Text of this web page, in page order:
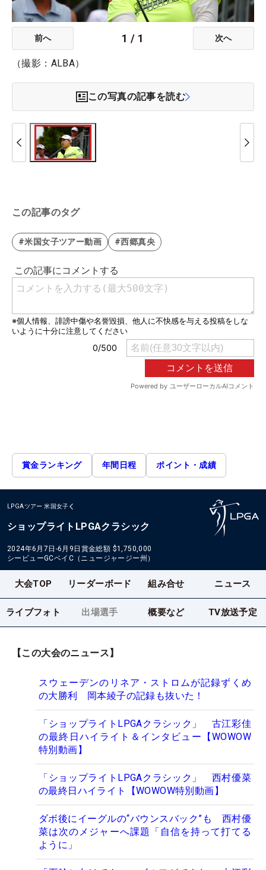
前へ 1 / 1 次へ
（撮影：ALBA）
この写真の記事を読む
この記事のタグ
#米国女子ツアー動画 #西郷真央
賞金ランキング 年間日程 ポイント・成績
LPGAツアー 米国女子
ショップライトLPGAクラシック
2024年6月7日-6月9日 賞金総額 $1,750,000
シービューGCベイC（ニュージャージー州）
大会TOP リーダーボード 組み合せ ニュース
ライブフォト 出場選手 概要など TV放送予定
【この大会のニュース】
スウェーデンのリネア・ストロムが記録ずくめ
の大勝利 岡本綾子の記録も抜いた！
「ショップライトLPGAクラシック」 古江彩佳
の最終日ハイライト＆インタビュー【WOWOW
特別動画】
「ショップライトLPGAクラシック」 西村優菜
の最終日ハイライト【WOWOW特別動画】
ダボ後にイーグルの“バウンスバック”も 西村優
菜は次のメジャーへ課題「自信を持って打てる
ように」